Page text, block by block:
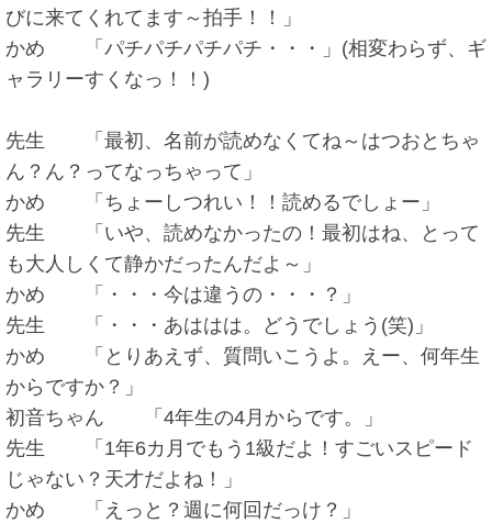
びに来てくれてます～拍手！！」
かめ 「パチパチパチパチ・・・」(相変わらず、ギ
ャラリーすくなっ！！)
先生 「最初、名前が読めなくてね～はつおとちゃ
ん？ん？ってなっちゃって」
かめ 「ちょーしつれい！！読めるでしょー」
先生 「いや、読めなかったの！最初はね、とって
も大人しくて静かだったんだよ～」
かめ 「・・・今は違うの・・・？」
先生 「・・・あははは。どうでしょう(笑)」
かめ 「とりあえず、質問いこうよ。えー、何年生
からですか？」
初音ちゃん 「4年生の4月からです。」
先生 「1年6カ月でもう1級だよ！すごいスピード
じゃない？天才だよね！」
かめ 「えっと？週に何回だっけ？」